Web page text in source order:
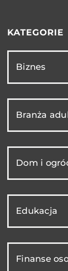
KATEGORIE
Biznes
Branża
Dom i
Edukacja
Finanse